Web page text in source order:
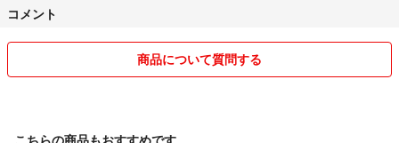
ませ。
コメント
商品について質問する